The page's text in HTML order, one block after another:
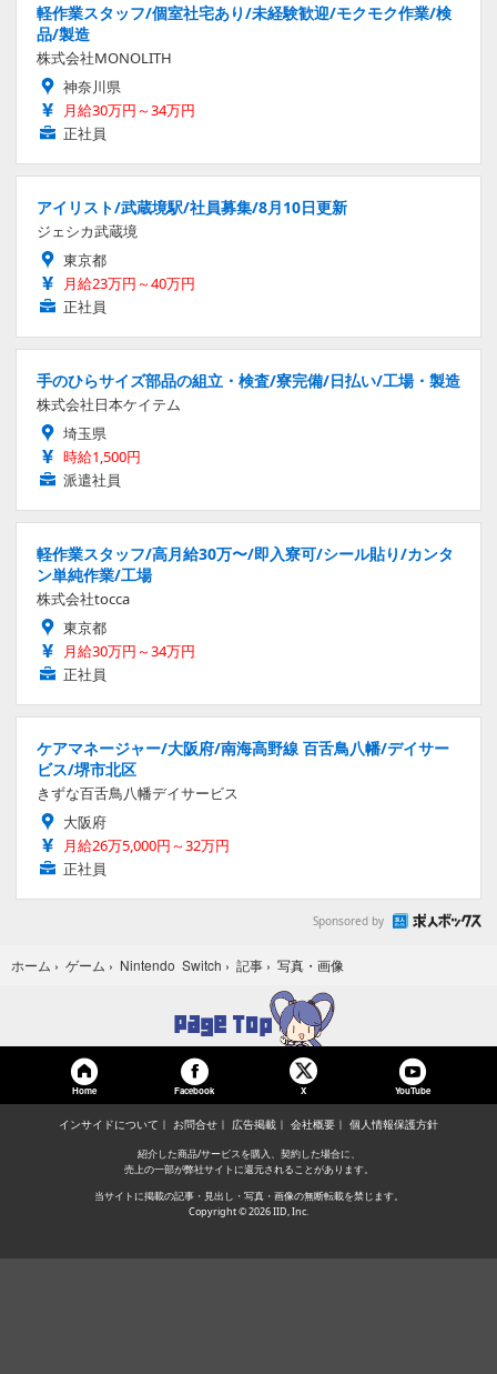
軽作業スタッフ/個室社宅あり/未経験歓迎/モクモク作業/検
品/製造
株式会社MONOLITH
神奈川県
月給30万円～34万円
正社員
アイリスト/武蔵境駅/社員募集/8月10日更新
ジェシカ武蔵境
東京都
月給23万円～40万円
正社員
手のひらサイズ部品の組立・検査/寮完備/日払い/工場・製造
株式会社日本ケイテム
埼玉県
時給1,500円
派遣社員
軽作業スタッフ/高月給30万〜/即入寮可/シール貼り/カンタ
ン単純作業/工場
株式会社tocca
東京都
月給30万円～34万円
正社員
ケアマネージャー/大阪府/南海高野線 百舌鳥八幡/デイサー
ビス/堺市北区
きずな百舌鳥八幡デイサービス
大阪府
月給26万5,000円～32万円
正社員
Sponsored by
ホーム › ゲーム › Nintendo Switch › 記事 › 写真・画像
Home Facebook X YouTube
インサイドについて お問合せ 広告掲載 会社概要 個人情報保護方針
紹介した商品/サービスを購入、契約した場合に、
売上の一部が弊社サイトに還元されることがあります。
当サイトに掲載の記事・見出し・写真・画像の無断転載を禁じます。
Copyright © 2026 IID, Inc.